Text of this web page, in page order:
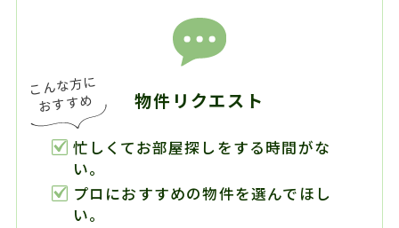
物件リクエスト
忙しくてお部屋探しをする時間がな
い。
プロにおすすめの物件を選んでほし
い。